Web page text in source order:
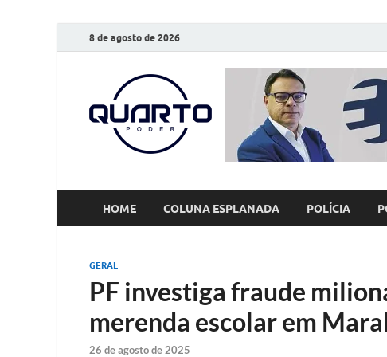
8 de agosto de 2026
O Quarto
Notícias todos os dias
HOME COLUNA ESPLANADA POLÍCIA
GERAL
PF investiga fraude
merenda escolar em
26 de agosto de 2025